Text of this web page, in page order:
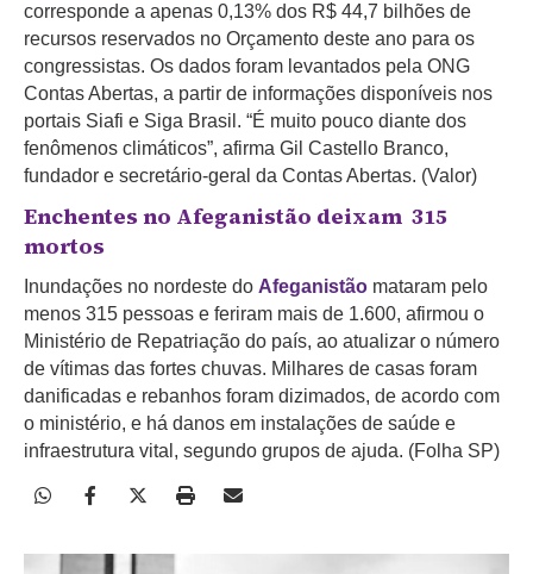
corresponde a apenas 0,13% dos R$ 44,7 bilhões de
recursos reservados no Orçamento deste ano para os
congressistas. Os dados foram levantados pela ONG
Contas Abertas, a partir de informações disponíveis nos
portais Siafi e Siga Brasil. “É muito pouco diante dos
fenômenos climáticos”, afirma Gil Castello Branco,
fundador e secretário-geral da Contas Abertas. (Valor)
Enchentes no Afeganistão deixam 315
mortos
Inundações no nordeste do Afeganistão mataram pelo
menos 315 pessoas e feriram mais de 1.600, afirmou o
Ministério de Repatriação do país, ao atualizar o número
de vítimas das fortes chuvas. Milhares de casas foram
danificadas e rebanhos foram dizimados, de acordo com
o ministério, e há danos em instalações de saúde e
infraestrutura vital, segundo grupos de ajuda. (Folha SP)